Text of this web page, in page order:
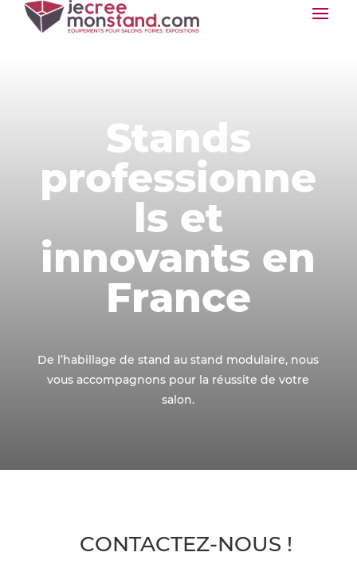
Stands
professionne
ls et
innovants en
France
De l’habillage de stand au stand modulaire, nous
vous accompagnons pour la réussite de votre
salon.
CONTACTEZ-NOUS !